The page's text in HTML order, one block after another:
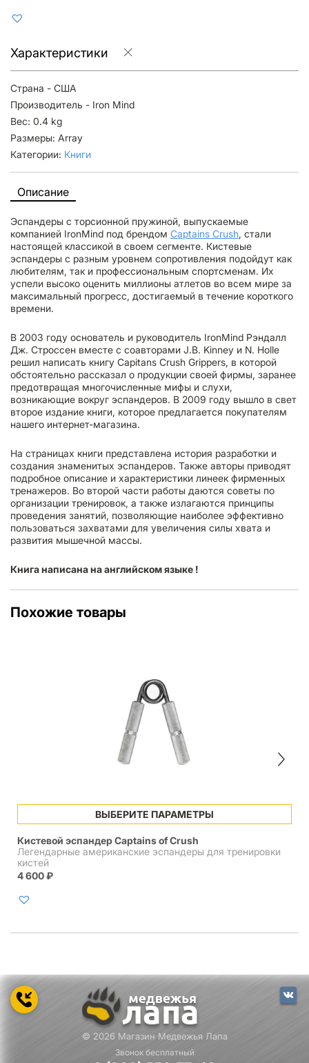
Описание
Эспандеры с торсионной пружиной, выпускаемые
компанией IronMind под брендом Captains Crush, стали
настоящей классикой в своем сегменте. Кистевые
эспандеры с разным уровнем сопротивления подойдут как
любителям, так и профессиональным спортсменам. Их
успели высоко оценить миллионы атлетов во всем мире за
максимальный прогресс, достигаемый в течение короткого
времени.
В 2003 году основатель и руководитель IronMind Рэндалл
Дж. Строссен вместе с соавторами J.B. Kinney и N. Holle
решил написать книгу Capitans Crush Grippers, в которой
обстоятельно рассказал о продукции своей фирмы, заранее
предотвращая многочисленные мифы и слухи,
возникающие вокруг эспандеров. В 2009 году вышло в свет
второе издание книги, которое предлагается покупателям
нашего интернет-магазина.
На страницах книги представлена история разработки и
создания знаменитых эспандеров. Также авторы приводят
подробное описание и характеристики линеек фирменных
тренажеров. Во второй части работы даются советы по
организации тренировок, а также излагаются принципы
проведения занятий, позволяющие наиболее эффективно
пользоваться захватами для увеличения силы хвата и
развития мышечной массы.
Книга написана на английском языке !
Характеристики
Страна - США
Производитель - Iron Mind
Вес: 0.4 kg
Размеры: Array
Категории: Книги
Похожие товары
ВЫБЕРИТЕ ПАРАМЕТРЫ
Этот
товар
имеет
несколько
вариаций.
товара.
Кистевой эспандер Captains of Crush
Легендарные американские эспандеры для тренировки
кистей
4 600₽
© 2026 Магазин Медвежья Лапа
Звонок бесплатный